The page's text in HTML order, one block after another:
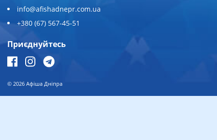
info@afishadnepr.com.ua
+380 (67) 567-45-51
Приєднуйтесь
© 2026 Афіша Дніпра